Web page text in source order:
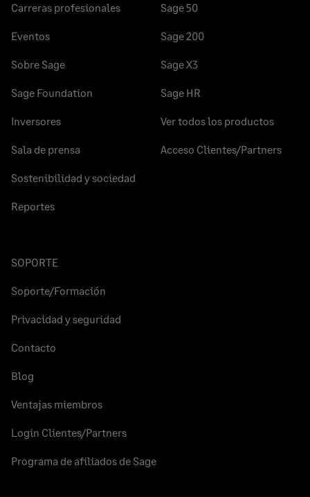
Carreras profesionales
Eventos
Sobre Sage
Sage Foundation
Inversores
Sala de prensa
Sostenibilidad y sociedad
Reportes
Sage 50
Sage 200
Sage X3
Sage HR
Ver todos los productos
Acceso Clientes/Partners
SOPORTE
Soporte/Formación
Privacidad y seguridad
Contacto
Blog
Ventajas miembros
Login Clientes/Partners
Programa de afiliados de Sage